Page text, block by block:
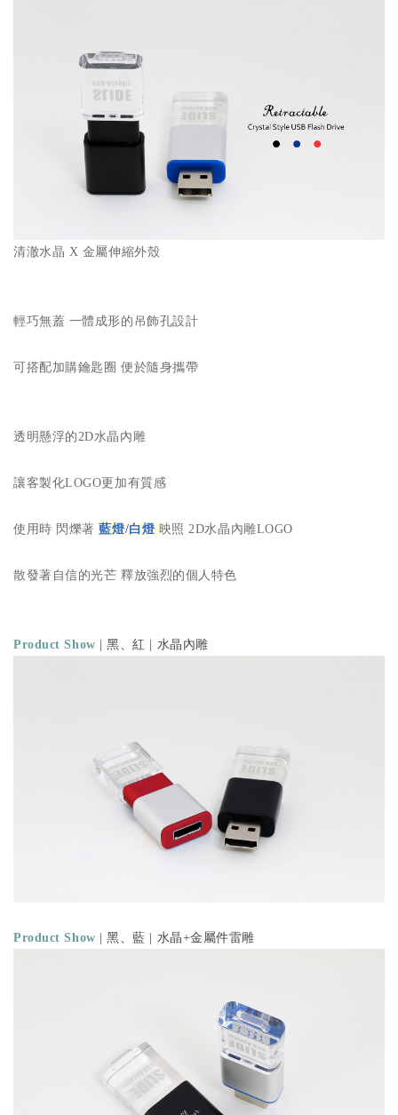
清澈水晶 X 金屬伸縮外殼
輕巧無蓋 一體成形的吊飾孔設計
可搭配加購鑰匙圈 便於隨身攜帶
透明懸浮的2D水晶內雕
讓客製化LOGO更加有質感
使用時 閃爍著藍燈/白燈 映照 2D水晶內雕LOGO
散發著自信的光芒 釋放強烈的個人特色
Product Show | 黑、紅 | 水晶內雕
Product Show | 黑、藍 | 水晶+金屬件雷雕